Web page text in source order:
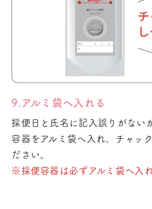
9.アルミ袋へ入れる
採便日と氏名に記入誤りがない
容器をアルミ袋へ入れ、チャッ
ださい。
※採便容器は必ずアルミ袋へ入れ